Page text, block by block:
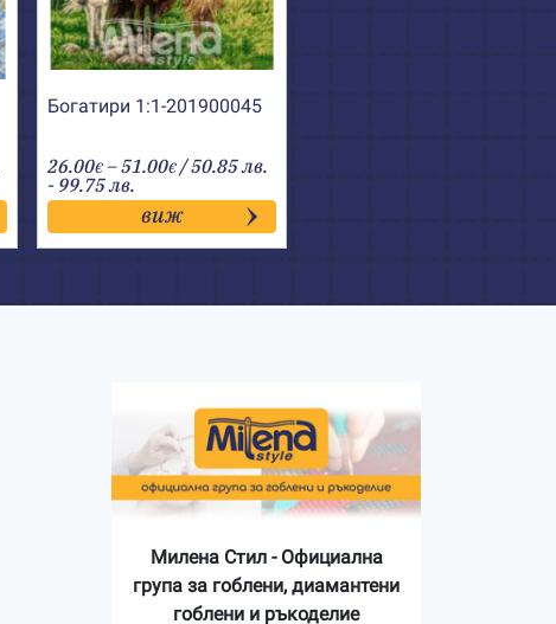
Богатири 1:1-201900045
26.00€ –51.00€Price
range:
26.00€
through
51.00€
/ 50.85 лв.
- 99.75 лв.
виж
Милена Стил - Официална
група за гоблени, диамантени
гоблени и ръкоделие